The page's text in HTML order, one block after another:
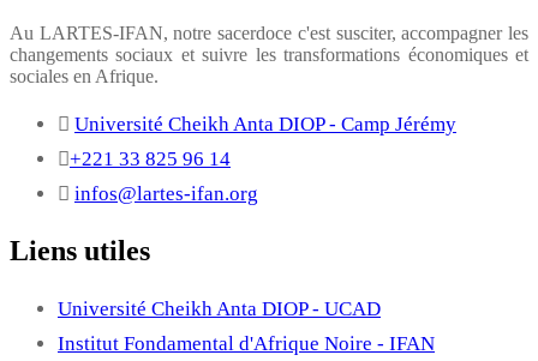
et
(MMESS)
Au LARTES-IFAN, notre sacerdoce c'est susciter, accompagner les
changements sociaux et suivre les transformations économiques et
sociales en Afrique.
Université Cheikh Anta DIOP - Camp Jérémy
+221 33 825 96 14
infos@lartes-ifan.org
Liens utiles
Université Cheikh Anta DIOP - UCAD
Institut Fondamental d'Afrique Noire - IFAN